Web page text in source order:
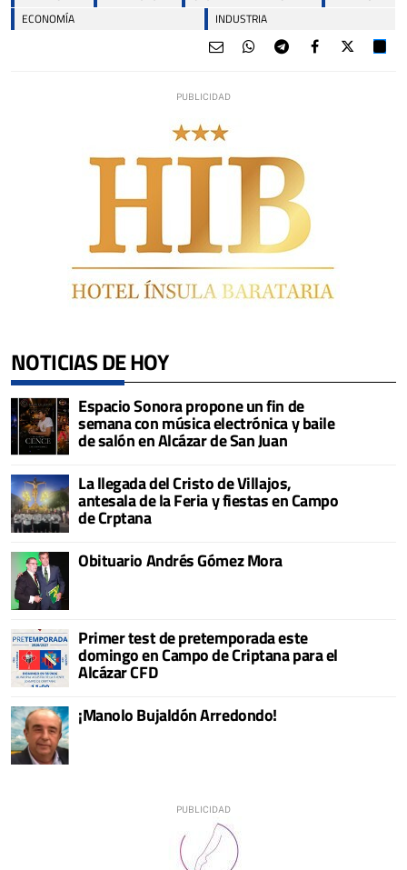
ECONOMÍA
INDUSTRIA
NOTICIAS DE HOY
Espacio Sonora propone un fin de
semana con música electrónica y baile
de salón en Alcázar de San Juan
La llegada del Cristo de Villajos,
antesala de la Feria y fiestas en Campo
de Crptana
Obituario Andrés Gómez Mora
Primer test de pretemporada este
domingo en Campo de Criptana para el
Alcázar CFD
¡Manolo Bujaldón Arredondo!